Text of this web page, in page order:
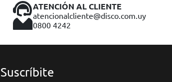
ATENCIÓN AL CLIENTE
atencionalcliente@disco.com.uy
0800 4242
Suscríbite